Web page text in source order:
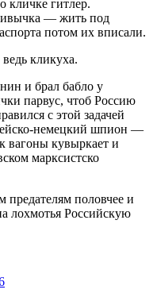
кличке гитлер.
— жить под
потом их вписали.
кликуха.
и брал бабло у
парвус, чтоб Россию
с этой задачей
немецкий шпион —
вагоны кувыркает и
марксистско
предателям половчее и
лохмотья Российскую